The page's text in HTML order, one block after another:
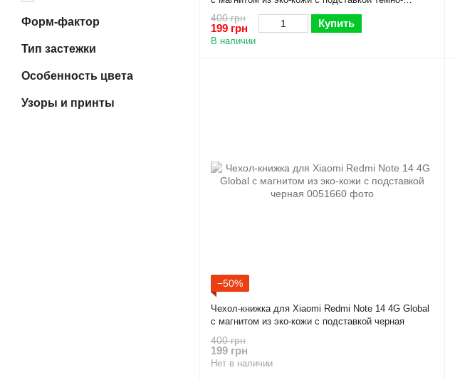
зеленый
400 грн
199 грн Купить
В наличии
−50%
Чехол-книжка для Xiaomi Redmi Note 14 4G Global
с магнитом из эко-кожи с подставкой черная
400 грн
199 грн
Нет в наличии
Форм-фактор
Тип застежки
Особенность цвета
Узоры и принты